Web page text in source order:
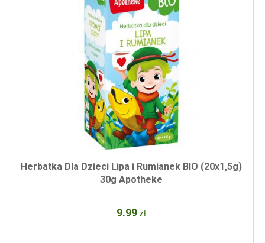
Herbatka Dla Dzieci Lipa i Rumianek BIO (20x1,5g)
30g Apotheke
9.99 zł